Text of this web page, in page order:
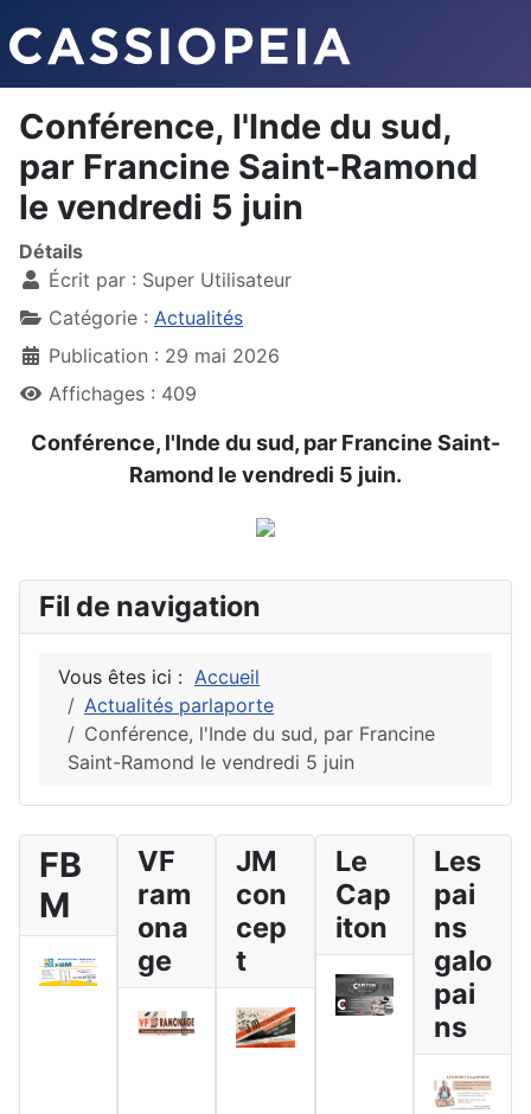
Fil de navigation
Vous êtes ici : Accueil
Actualités parlaporte
Conférence, l'Inde du sud, par Francine
Saint-Ramond le vendredi 5 juin
Conférence, l'Inde du sud,
par Francine Saint-Ramond
le vendredi 5 juin
Détails
Écrit par : Super Utilisateur
Catégorie : Actualités
Publication : 29 mai 2026
Affichages : 409
Conférence, l'Inde du sud, par Francine Saint-
Ramond le vendredi 5 juin.
FB
M
VF
ram
ona
ge
JM
con
cep
t
Le
Cap
iton
Les
pai
ns
galo
pai
ns